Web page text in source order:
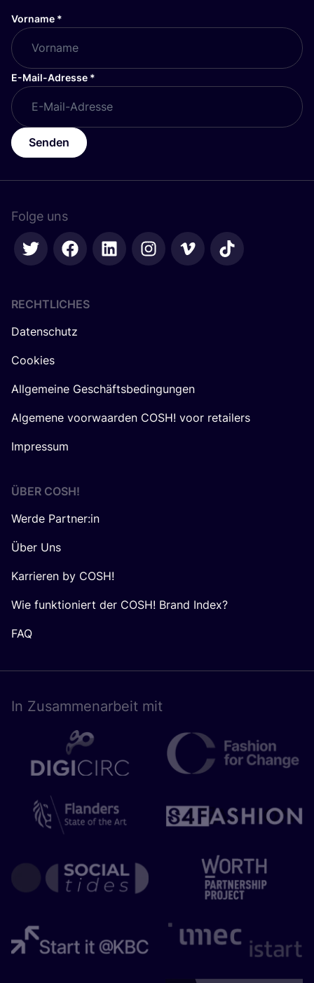
Vorname *
E-Mail-Adresse *
Senden
Folge uns
RECHTLICHES
Datenschutz
Cookies
Allgemeine Geschäftsbedingungen
Algemene voorwaarden COSH! voor retailers
Impressum
ÜBER COSH!
Werde Partner:in
Über Uns
Karrieren by COSH!
Wie funktioniert der COSH! Brand Index?
FAQ
In Zusam­men­ar­beit mit